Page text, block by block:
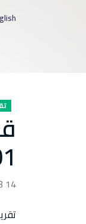
14 novembre 2023